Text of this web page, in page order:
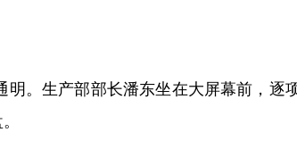
。生产部部长潘东坐在大屏幕前，逐